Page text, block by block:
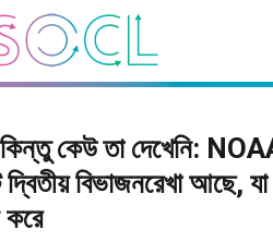
কিন্তু কেউ তা দেখেনি:
বিভাজনরেখা আছে,
করে